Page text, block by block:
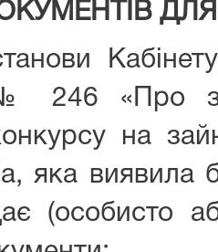
Кабінету
246 «Про
на
яка виявила
(особисто